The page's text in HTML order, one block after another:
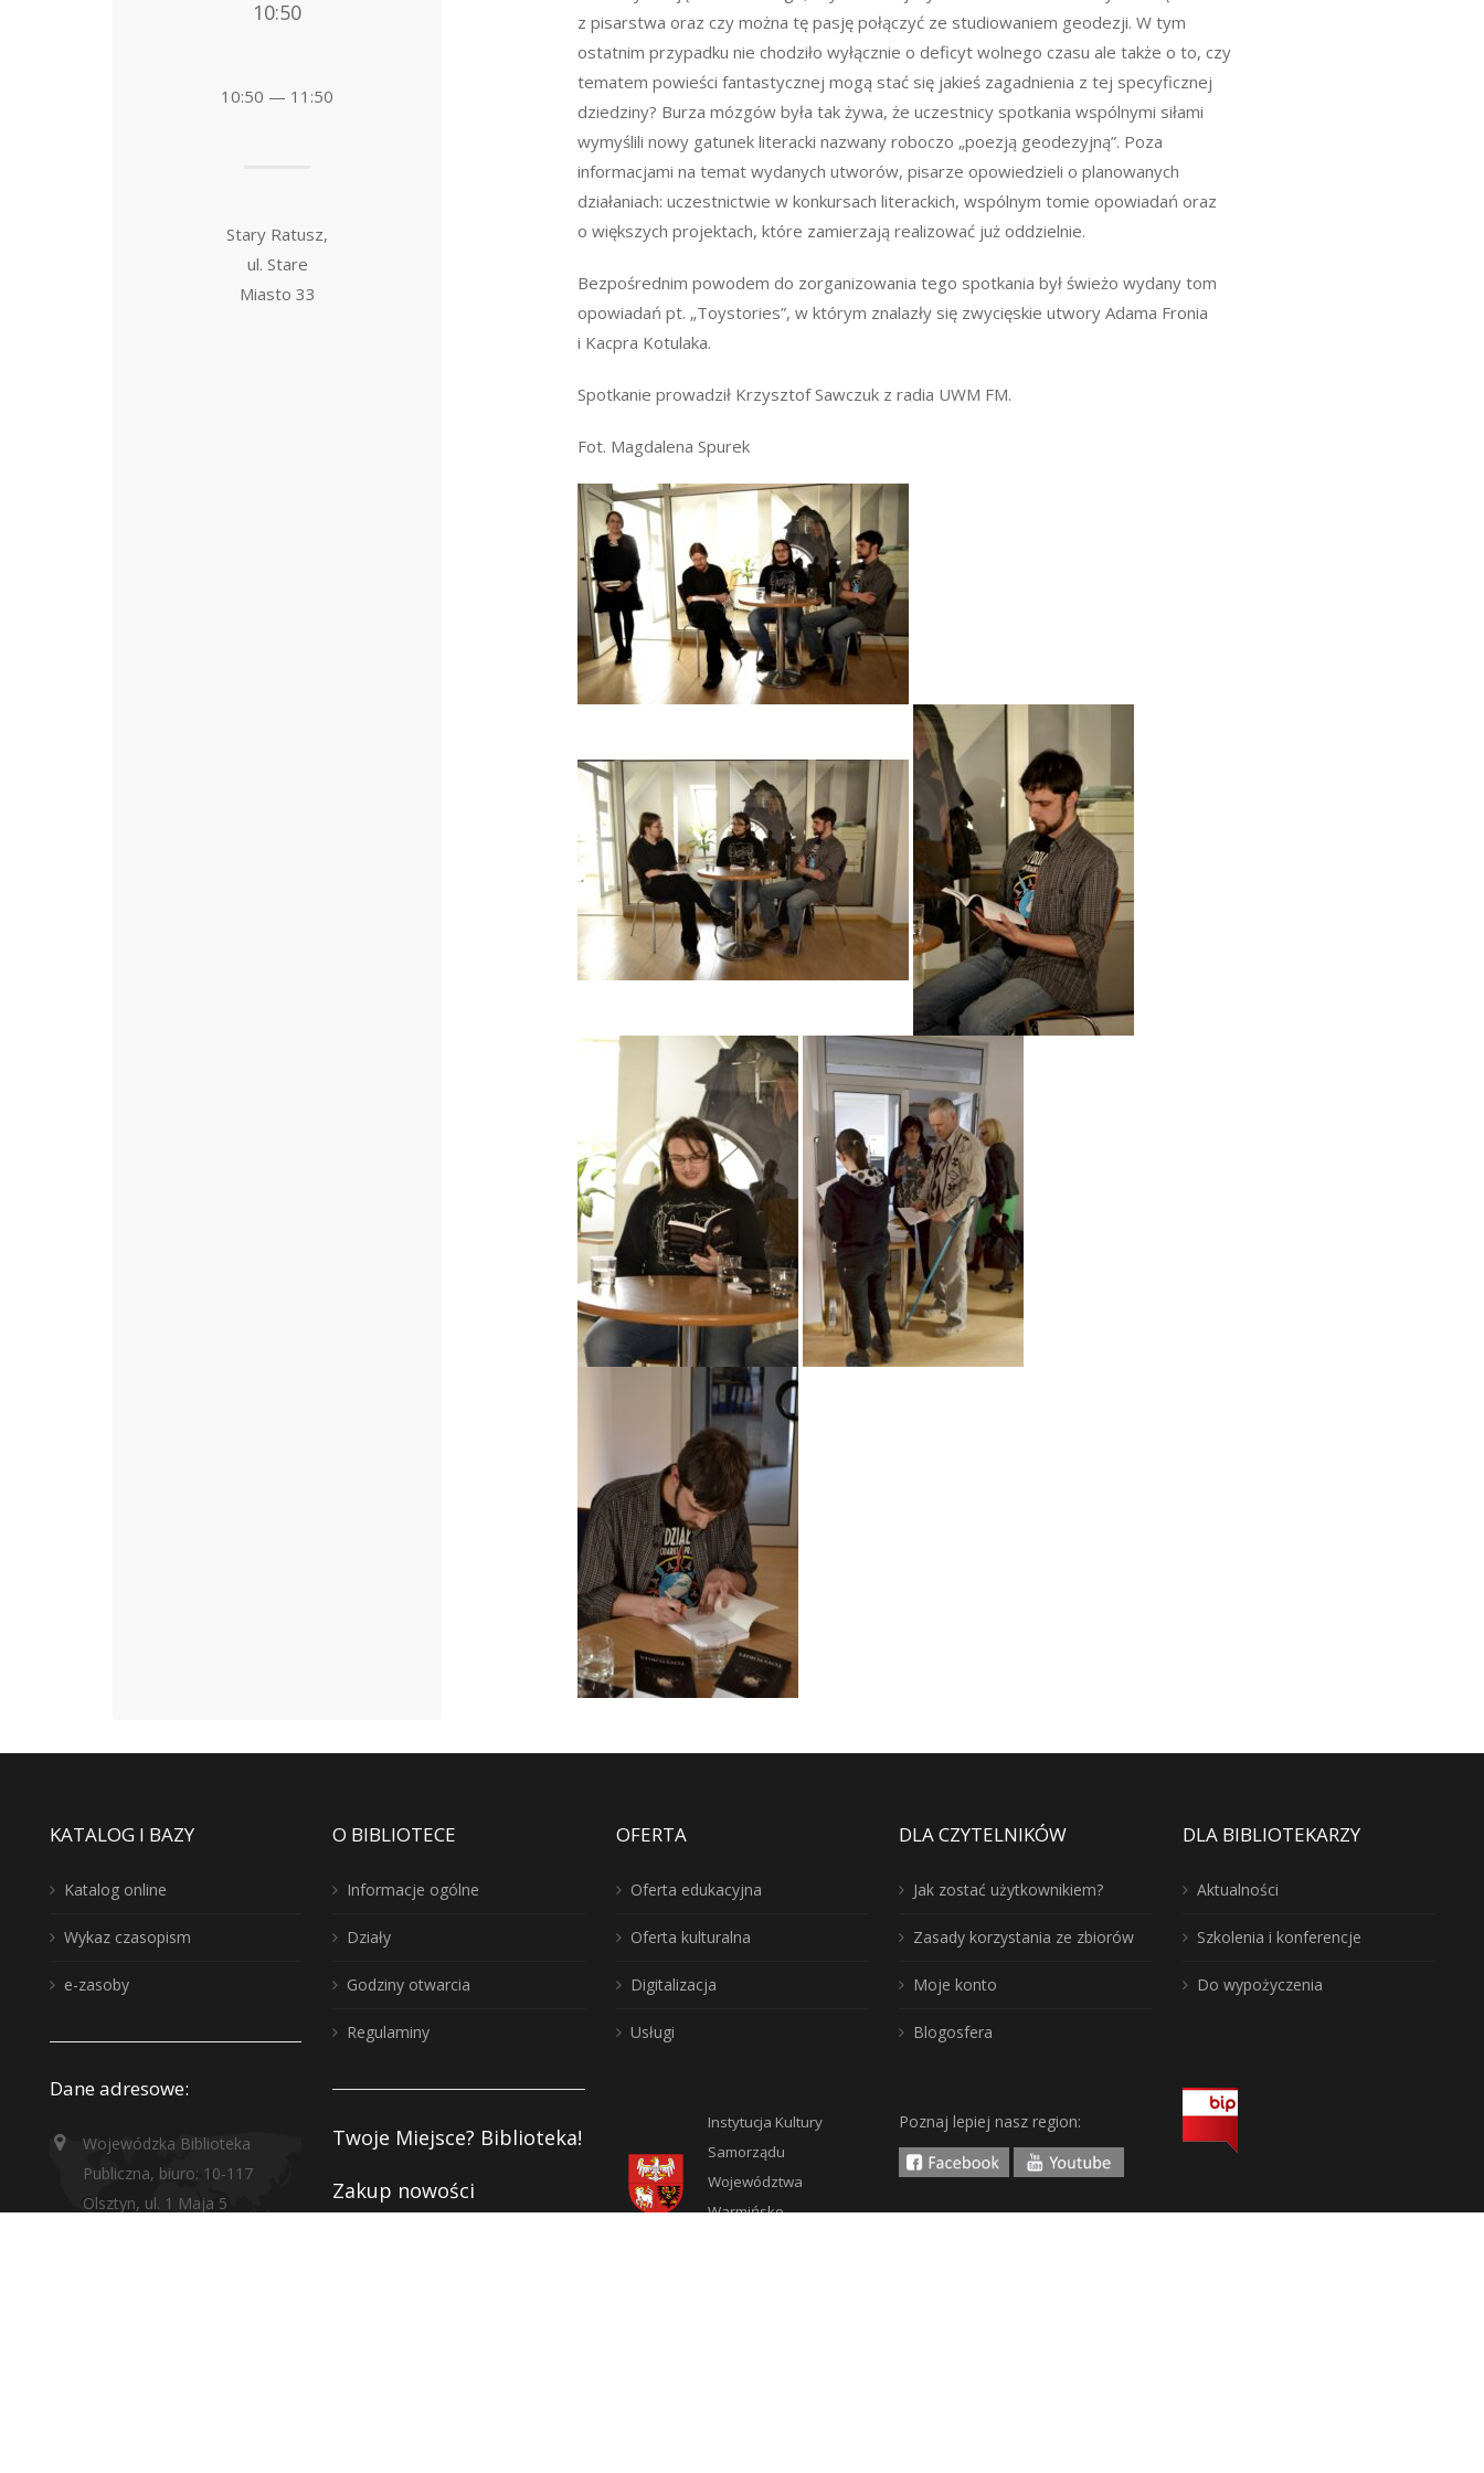
z pisarstwa oraz czy można tę pasję połączyć ze studiowaniem geodezji. W tym
ostatnim przypadku nie chodziło wyłącznie o deficyt wolnego czasu ale także o to, czy
tematem powieści fantastycznej mogą stać się jakieś zagadnienia z tej specyficznej
dziedziny? Burza mózgów była tak żywa, że uczestnicy spotkania wspólnymi siłami
wymyślili nowy gatunek literacki nazwany roboczo „poezją geodezyjną”. Poza
informacjami na temat wydanych utworów, pisarze opowiedzieli o planowanych
działaniach: uczestnictwie w konkursach literackich, wspólnym tomie opowiadań oraz
o większych projektach, które zamierzają realizować już oddzielnie.
Bezpośrednim powodem do zorganizowania tego spotkania był świeżo wydany tom
opowiadań pt. „Toystories”, w którym znalazły się zwycięskie utwory Adama Fronia
i Kacpra Kotulaka.
Spotkanie prowadził Krzysztof Sawczuk z radia UWM FM.
Fot. Magdalena Spurek
10:50
10:50 — 11:50
Stary Ratusz,
ul. Stare
Miasto 33
KATALOG I BAZY
Katalog online
Wykaz czasopism
e-zasoby
Dane adresowe:
Wojewódzka Biblioteka
Publiczna, biuro: 10-117
Olsztyn, ul. 1 Maja 5
O BIBLIOTECE
Informacje ogólne
Działy
Godziny otwarcia
Regulaminy
Twoje Miejsce? Biblioteka!
Zakup nowości
OFERTA
Oferta edukacyjna
Oferta kulturalna
Digitalizacja
Usługi
Instytucja Kultury
Samorządu
Województwa
Warmińsko-
DLA CZYTELNIKÓW
Jak zostać użytkownikiem?
Zasady korzystania ze zbiorów
Moje konto
Blogosfera
Poznaj lepiej nasz region:
DLA BIBLIOTEKARZY
Aktualności
Szkolenia i konferencje
Do wypożyczenia